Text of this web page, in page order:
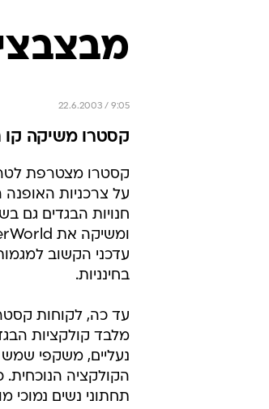
22.6.2003 / 9:05
קסטרו משיקה קו
קסטרו מצטרפת
על צרכניות
חנויות הבגדים גם
עדכני הקשוב
בחינניות.
עד כה, לקוחות
מלבד קולקציות
נעליים, משקפי שמש
הקולקציה
תחתוני נשים נמוכי